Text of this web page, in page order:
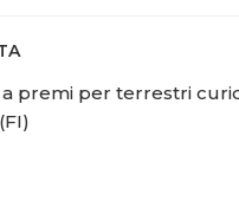
premi per terrestri